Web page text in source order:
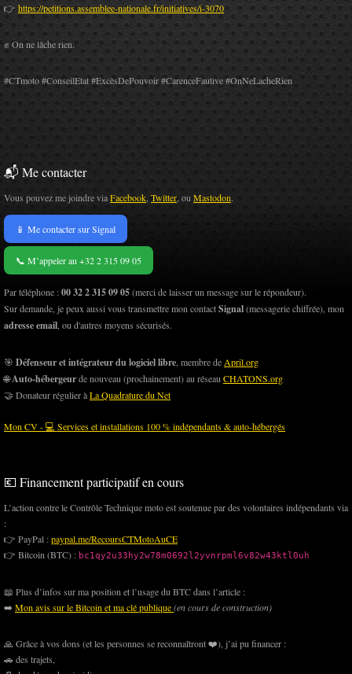
👉 https://petitions.assemblee-nationale.fr/initiatives/i-3070
✊ On ne lâche rien.
#CTmoto #ConseilEtat #ExcèsDePouvoir #CarenceFautive #OnNeLacheRien
📬 Me contacter
Vous pouvez me joindre viaFacebook Twitter , ou Mastodon.
📱 Me contacter sur Signal
📞 M’appeler au +32 2 315 09 05
Par téléphone :00 32 2 315 09 05(merci de laisser un message sur le répondeur).
Sur demande, je peux aussi vous transmettre mon contactSignal(messagerie chiffrée), mon
adresse email , ou d'autres moyens sécurisés.
🎯 Défenseur et intégrateur du logiciel libre , membre de April.org
🌐Auto-hébergeurde nouveau (prochainement) au réseau CHATONS.org
🤝 Donateur régulier àLa Quadrature du Net
Mon CV - 💻 Services et installations 100 % indépendants & auto-hébergés
💶 Financement participatif en cours
L’action contre le Contrôle Technique moto est soutenue par des volontaires indépendants via
:
👉 PayPal :paypal.me/RecoursCTMotoAuCE
👉 Bitcoin (BTC) : bc1qy2u33hy2w78m0692l2yvnrpml6v82w43ktl0uh
📖 Plus d’infos sur ma position et l’usage du BTC dans l’article :
➡️ Mon avis sur le Bitcoin et ma clé publique(en cours de construction)
🙏 Grâce à vos dons (et les personnes se reconnaîtront ❤️), j’ai pu financer :
🚗 des trajets,